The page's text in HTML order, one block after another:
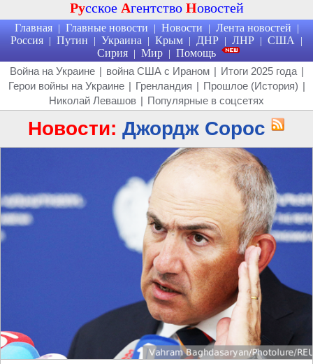
Русское Агентство Новостей
Главная | Главные новости | Новости | Лента новостей |
Россия | Путин | Украина | Крым | ДНР | ЛНР | США |
Сирия | Мир | Помощь
Война на Украине | война США с Ираном | Итоги 2025 года |
Герои войны на Украине | Гренландия | Прошлое (История) |
Николай Левашов | Популярные в соцсетях
Новости: Джордж Сорос